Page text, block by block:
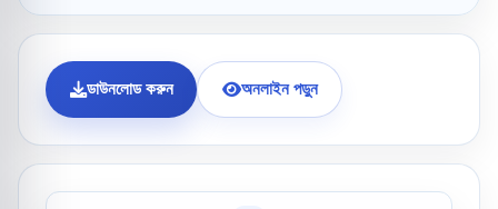
ডাউনলোড করুন অনলাইন পড়ুন